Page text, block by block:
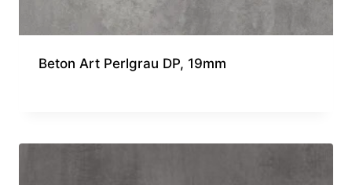
Beton Art Perlgrau DP, 19mm